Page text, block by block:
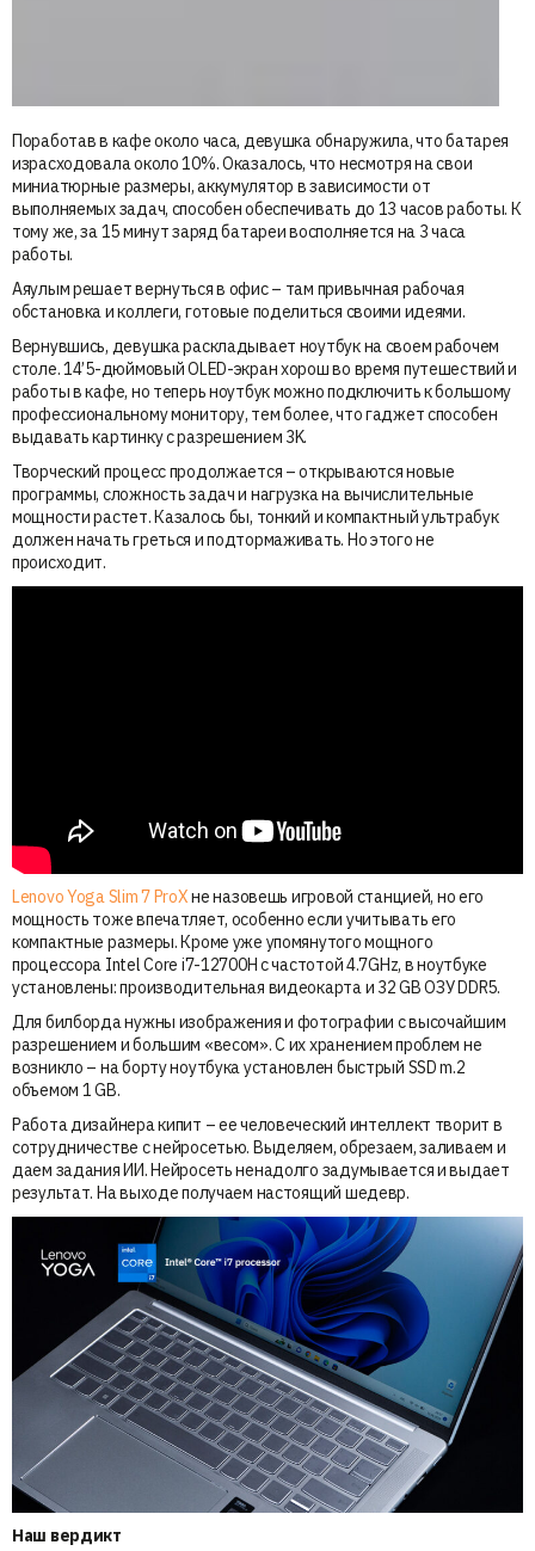
Поработав в кафе около часа, девушка обнаружила, что батарея
израсходовала около 10%. Оказалось, что несмотря на свои
миниатюрные размеры, аккумулятор в зависимости от
выполняемых задач, способен обеспечивать до 13 часов работы. К
тому же, за 15 минут заряд батареи восполняется на 3 часа
работы.
Аяулым решает вернуться в офис – там привычная рабочая
обстановка и коллеги, готовые поделиться своими идеями.
Вернувшись, девушка раскладывает ноутбук на своем рабочем
столе. 14’5-дюймовый OLED-экран хорош во время путешествий и
работы в кафе, но теперь ноутбук можно подключить к большому
профессиональному монитору, тем более, что гаджет способен
выдавать картинку с разрешением 3K.
Творческий процесс продолжается – открываются новые
программы, сложность задач и нагрузка на вычислительные
мощности растет. Казалось бы, тонкий и компактный ультрабук
должен начать греться и подтормаживать. Но этого не
происходит.
Lenovo Yoga Slim 7 ProXне назовешь игровой станцией, но его
мощность тоже впечатляет, особенно если учитывать его
компактные размеры. Кроме уже упомянутого мощного
процессора Intel Core i7-12700H с частотой 4.7GHz, в ноутбуке
установлены: производительная видеокарта и 32 GB ОЗУ DDR5.
Для билборда нужны изображения и фотографии с высочайшим
разрешением и большим «весом». С их хранением проблем не
возникло – на борту ноутбука установлен быстрый SSD m.2
объемом 1 GB.
Работа дизайнера кипит – ее человеческий интеллект творит в
сотрудничестве с нейросетью. Выделяем, обрезаем, заливаем и
даем задания ИИ. Нейросеть ненадолго задумывается и выдает
результат. На выходе получаем настоящий шедевр.
Наш вердикт